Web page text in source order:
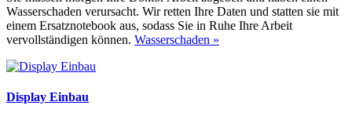
Wasserschaden verursacht. Wir retten Ihre Daten und statten sie mit
einem Ersatznotebook aus, sodass Sie in Ruhe Ihre Arbeit
vervollständigen können. Wasserschaden »
Display Einbau